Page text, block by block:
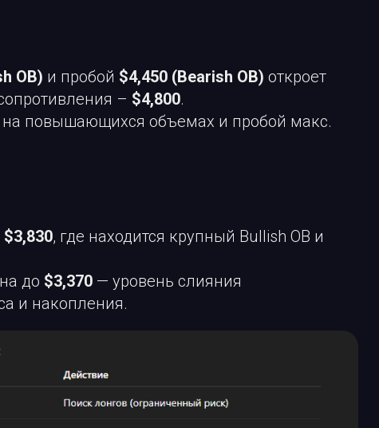
OB) и пробой $4,450 (Bearish OB) откроет
– $4,800.
на повышающихся объемах и пробой макс.
$3,830, где находится крупный Bullish OB и
до $3,370 — уровень слияния
и накопления.